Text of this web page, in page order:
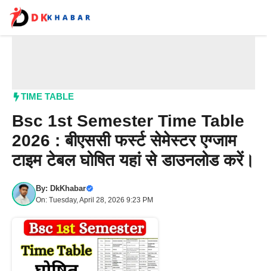
content
TIME TABLE
Bsc 1st Semester Time Table
2026 : बीएससी फर्स्ट सेमेस्टर एग्जाम
टाइम टेबल घोषित यहां से डाउनलोड करें।
By: DkKhabar
On: Tuesday, April 28, 2026 9:23 PM